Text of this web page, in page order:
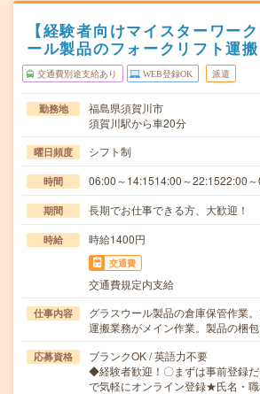
【経験者向けマイスターワー
ール製品のフォークリフト運
交通費別途支給あり WEB登録OK 派遣
勤務地
福島県須賀川市
須賀川駅から車20分
曜日頻度 シフト制
時間 06:00～14:1514:00～22:1522:00
期間 長期でお仕事できる方、大歓迎！
時給 時給1400円
交通費
交通費規定内支給
仕事内容
グラスウール製品の倉庫保管作業
運搬業務がメイン作業。製品の梱
応募資格
ブランクOK / 英語力不要
◆経験者歓迎！〇まずは事前登録
で気軽にオンライン登録★氏名・